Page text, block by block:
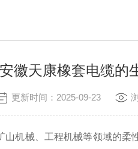
安徽天康橡套电缆的
更新时间：2025-09-23
山机械、工程机械等领域的